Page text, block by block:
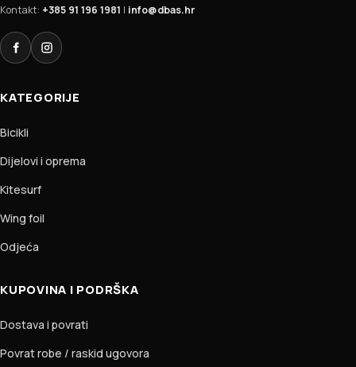
Kontakt: +385 91 196 1981 | info@dbas.hr
FacebookInstagram
KATEGORIJE
Bicikli
Dijelovi i oprema
Kitesurf
Wing foil
Odjeća
KUPOVINA I PODRŠKA
Dostava i povrati
Povrat robe / raskid ugovora